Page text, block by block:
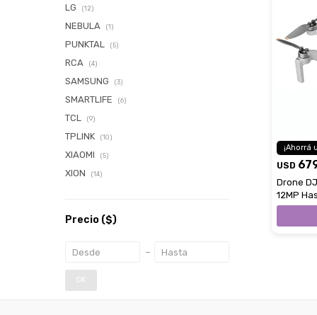
USD
Drone
12MP
LG (12)
NEBULA (1)
PUNKTAL (5)
RCA (4)
SAMSUNG (3)
SMARTLIFE (6)
TCL (9)
TPLINK (10)
XIAOMI (5)
XION (14)
Precio ($)
OK